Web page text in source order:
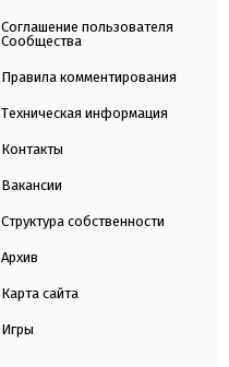
Соглашение пользователя
Сообщества
Правила комментирования
Техническая информация
Контакты
Вакансии
Структура собственности
Архив
Карта сайта
Игры